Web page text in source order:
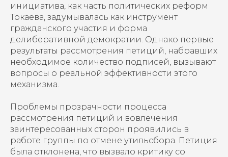
инициатива, как часть политических реформ
Токаева, задумывалась как инструмент
гражданского участия и форма
делиберативной демократии. Однако первые
результаты рассмотрения петиций, набравших
необходимое количество подписей, вызывают
вопросы о реальной эффективности этого
механизма.
Проблемы прозрачности процесса
рассмотрения петиций и вовлечения
заинтересованных сторон проявились в
работе группы по отмене утильсбора. Петиция
была отклонена, что вызвало критику со